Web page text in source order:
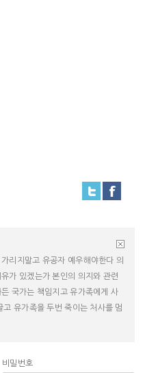
리지말고 유공자 예우해야한다 의
가 있겠는가 본인의 의지와 관련
국가는 책임지고 유가족에게 사
유가족을 두번 죽이는 처사를 멈
비밀번호